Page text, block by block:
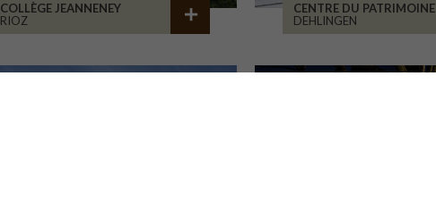
COLLÈGE JEANNENEY
RIOZ
CENTRE DU PATRIMOINE
DEHLINGEN